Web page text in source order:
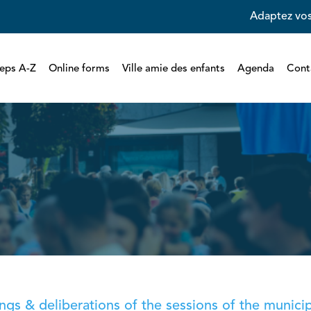
Adaptez
A-Z Online forms Ville amie des enfants Agenda
& deliberations of the sessions of the